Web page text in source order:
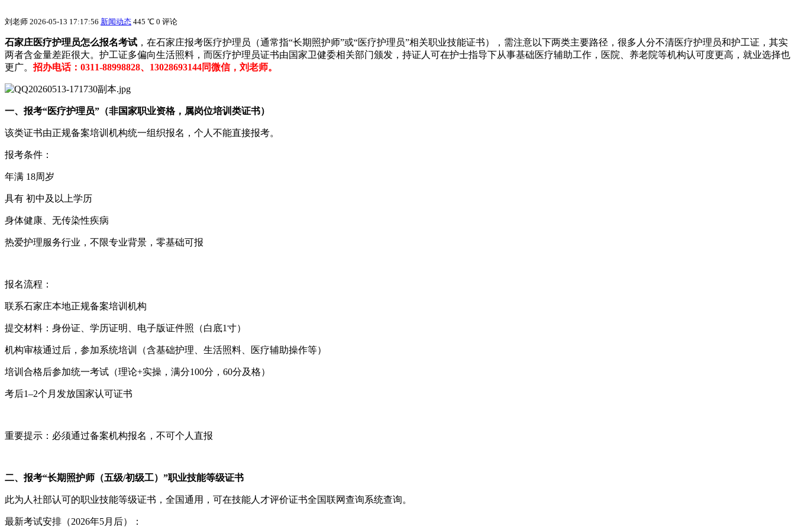
刘老师 2026-05-13 17:17:56 新闻动态 445 ℃ 0 评论
石家庄医疗护理员怎么报名考试 ，在石家庄报考‌医疗护理员‌（通常指“长期照护师”或“医疗护理员”相关职业技能证书），需注意以下两类主要路径，很多人分不清医疗护理员和护工证，其实
两者含金量差距很大。护工证多偏向生活照料，而医疗护理员证书由国家卫健委相关部门颁发，持证人可在护士指导下从事基础医疗辅助工作，医院、养老院等机构认可度更高，就业选择也
更广。 招办电话：0311-88998828、13028693144同微信，刘老师。
‌一、报考“医疗护理员”（非国家职业资格，属岗位培训类证书）‌
该类证书由正规备案培训机构统一组织报名，‌个人不能直接报考‌。
‌报考条件‌：
年满 ‌18周岁‌
具有 ‌初中及以上学历‌
身体健康、无传染性疾病
热爱护理服务行业，‌不限专业背景‌，零基础可报 ‌‌
‌报名流程‌：
联系石家庄本地‌正规备案培训机构‌
提交材料：身份证、学历证明、电子版证件照（白底1寸）
机构审核通过后，参加系统培训（含基础护理、生活照料、医疗辅助操作等）
培训合格后参加统一考试（理论+实操，满分100分，60分及格）
考后1–2个月发放国家认可证书 ‌‌
‌重要提示‌：必须通过‌备案机构‌报名，不可个人直报 ‌‌
‌二、报考“长期照护师（五级/初级工）”职业技能等级证书‌
此为‌人社部认可的职业技能等级证书‌，全国通用，可在技能人才评价证书全国联网查询系统查询。
‌最新考试安排‌（2026年5月后）：